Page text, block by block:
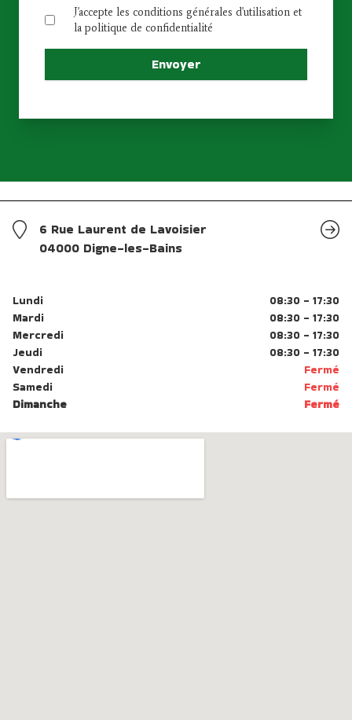
J'accepte les conditions générales d'utilisation et
la politique de confidentialité
Envoyer
6 Rue Laurent de Lavoisier
04000 Digne-les-Bains
Lundi
08:30 - 17:30
Mardi
08:30 - 17:30
Mercredi
08:30 - 17:30
Jeudi
08:30 - 17:30
Vendredi
Fermé
Samedi
Fermé
Dimanche
Fermé